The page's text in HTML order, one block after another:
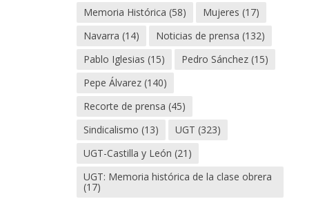
Memoria Histórica (58) Mujeres (17)
Navarra (14) Noticias de prensa (132)
Pablo Iglesias (15) Pedro Sánchez (15)
Pepe Álvarez (140)
Recorte de prensa (45)
Sindicalismo (13) UGT (323)
UGT-Castilla y León (21)
UGT: Memoria histórica de la clase obrera
(17)